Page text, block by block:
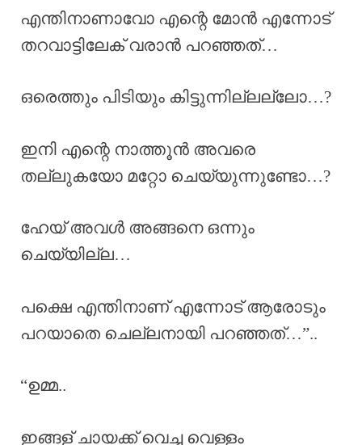
എന്തിനാണാവോ എന്റെ മോൻ എന്നോട്
തറവാട്ടിലേക് വരാൻ പറഞ്ഞത്…
ഒരെത്തും പിടിയും കിട്ടുന്നില്ലല്ലോ…?
ഇനി എന്റെ നാത്തൂൻ അവരെ
തല്ലുകയോ മറ്റോ ചെയ്യുന്നുണ്ടോ…?
ഹേയ് അവൾ അങ്ങനെ ഒന്നും
ചെയ്യില്ല…
പക്ഷെ എന്തിനാണ് എന്നോട് ആരോടും
പറയാതെ ചെല്ലനായി പറഞ്ഞത്…”..
“ഉമ്മ..
ഇങ്ങള് ചായക്ക് വെച്ച വെള്ളം